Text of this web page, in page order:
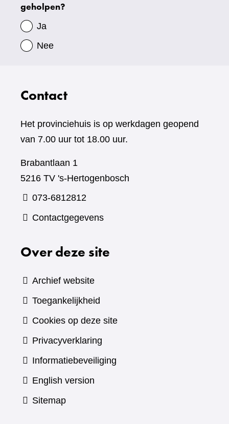
gegevens
geholpen?
Ja
Nee
Contact
Het provinciehuis is op werkdagen geopend
van 7.00 uur tot 18.00 uur.
Brabantlaan 1
5216 TV 's-Hertogenbosch
073-6812812
Contactgegevens
Over deze site
Archief website
Toegankelijkheid
Cookies op deze site
Privacyverklaring
Informatiebeveiliging
English version
Sitemap